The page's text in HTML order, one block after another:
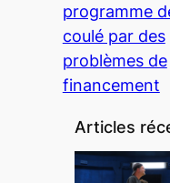
programme
coulé par des
problèmes de
financement
Articles